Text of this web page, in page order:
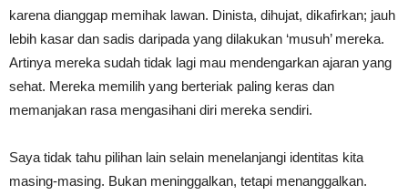
karena dianggap memihak lawan. Dinista, dihujat, dikafirkan; jauh
lebih kasar dan sadis daripada yang dilakukan ‘musuh’ mereka.
Artinya mereka sudah tidak lagi mau mendengarkan ajaran yang
sehat. Mereka memilih yang berteriak paling keras dan
memanjakan rasa mengasihani diri mereka sendiri.
Saya tidak tahu pilihan lain selain menelanjangi identitas kita
masing-masing. Bukan meninggalkan, tetapi menanggalkan.